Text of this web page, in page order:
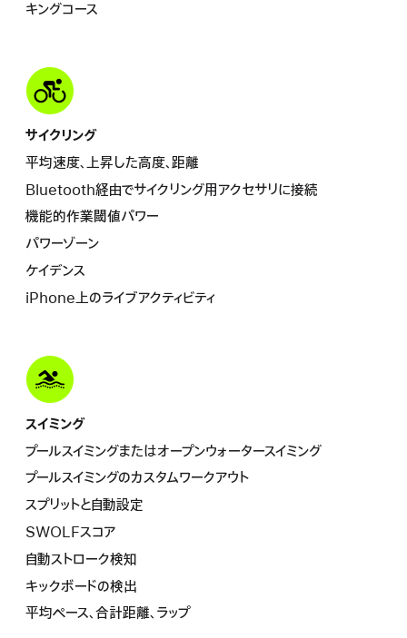
キングコース
サイクリング
平均速度、上昇した高度、距離
Bluetooth経由でサイクリング用アクセサリに接続
機能的作業閾値パワー
パワーゾーン
ケイデンス
iPhone上のライブアクティビティ
スイミング
プールスイミングまたはオープンウォータース イ ミ ン グ
プールスイミングのカスタムワークア ウ ト
スプリットと自動設定
SWOLFスコア
自動ストローク検知
キックボードの検出
平均ペース、合計距離、ラップ